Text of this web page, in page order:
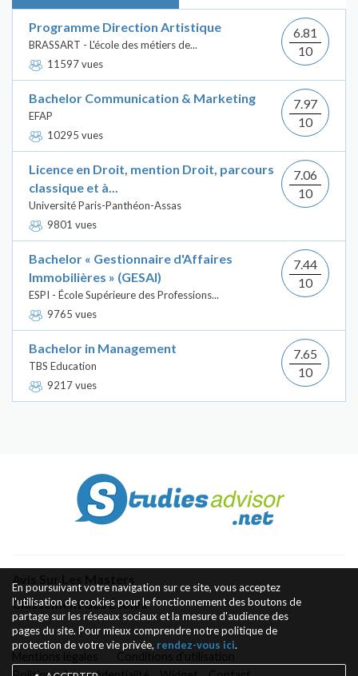
Programme Direction Artistique
BRASSART - L'école des métiers de...
11597 vues
6.81
10
Bachelor Communication & Marketing
EFAP
10295 vues
7.97
10
Licence en Droit, mention Droit, parcours
classique et à...
Université Paris-Panthéon-Assas
9801 vues
7.06
10
Bachelor « Gestionnaire d'Affaires
Immobilières » (GESAI)
ESPI - École Supérieure des Professions...
9765 vues
7.44
10
Bachelor in Management
TBS Education
9217 vues
7.65
10
Classement des Écoles
En poursuivant votre navigation sur ce site, vous acceptez
l'utilisation de cookies pour le fonctionnement des boutons de
partage sur les réseaux sociaux et la mesure d'audience des
pages du site. Pour mieux comprendre notre politique de
protection de votre vie privée, rendez-vous ici.